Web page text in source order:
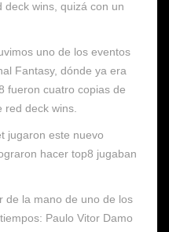
wins, quizá con un
uno de los eventos
Fantasy, dónde ya era
fueron cuatro copias de
deck wins.
jugaron este nuevo
hacer top8 jugaban
de la mano de uno de los
Paulo Vitor Damo